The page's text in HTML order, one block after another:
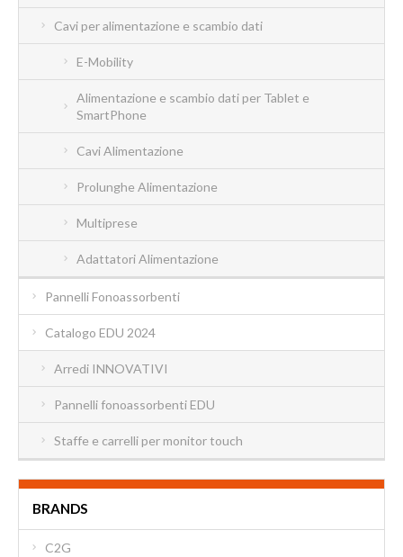
Cavi per alimentazione e scambio dati
E-Mobility
Alimentazione e scambio dati per Tablet e
SmartPhone
Cavi Alimentazione
Prolunghe Alimentazione
Multiprese
Adattatori Alimentazione
Pannelli Fonoassorbenti
Catalogo EDU 2024
Arredi INNOVATIVI
Pannelli fonoassorbenti EDU
Staffe e carrelli per monitor touch
BRANDS
C2G